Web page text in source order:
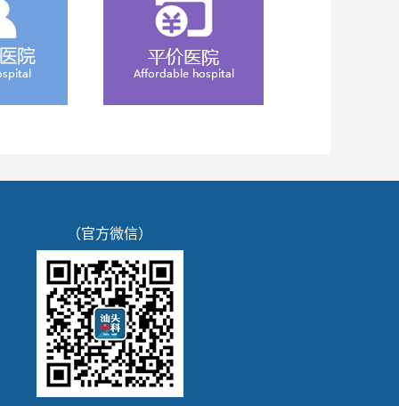
（官方微信）